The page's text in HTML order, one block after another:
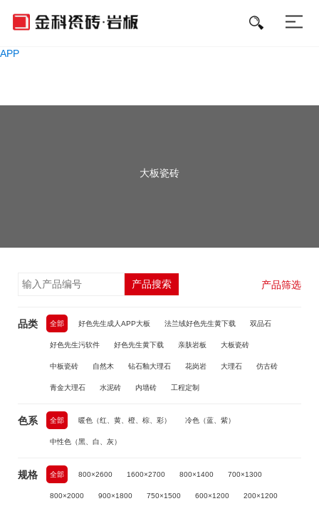
好色先生APP免费下载,好色先生污软件,好色先生黄下载,好色先生成人
APP
大板瓷砖
产品搜索 产品筛选
品类 全部 好色先生成人APP大板 法兰绒好色先生黄下载 双品石
好色先生污软件 好色先生黄下载 亲肤岩板 大板瓷砖
中板瓷砖 自然木 钻石釉大理石 花岗岩 大理石 仿古砖
青金大理石 水泥砖 内墙砖 工程定制
色系 全部 暖色（红、黄、橙、棕、彩） 冷色（蓝、紫）
中性色（黑、白、灰）
规格 全部 800×2600 1600×2700 800×1400 700×1300
800×2000 900×1800 750×1500 600×1200 200×1200